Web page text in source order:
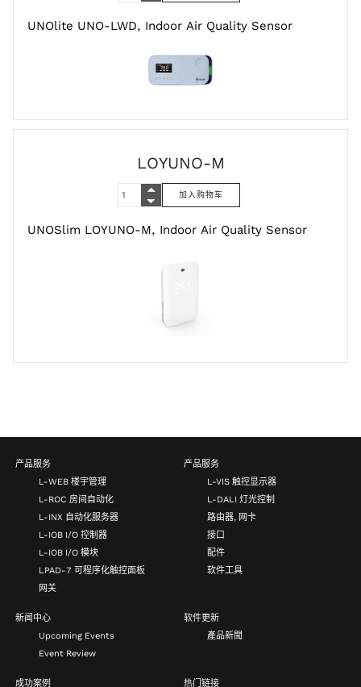
UNOlite UNO-LWD, Indoor Air Quality Sensor
LOYUNO-M
UNOSlim LOYUNO-M, Indoor Air Quality Sensor
产品服务
L-WEB 楼宇管理
L-ROC 房间自动化
L-INX 自动化服务器
L-IOB I/O 控制器
L-IOB I/O 模块
LPAD-7 可程序化触控面板
网关
产品服务
L-VIS 触控显示器
L-DALI 灯光控制
路由器, 网卡
接口
配件
软件工具
新闻中心
Upcoming Events
Event Review
软件更新
產品新聞
成功案例 热门链接